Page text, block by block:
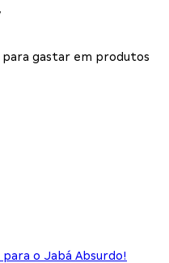
gastar em produtos
para o Jabá Absurdo!